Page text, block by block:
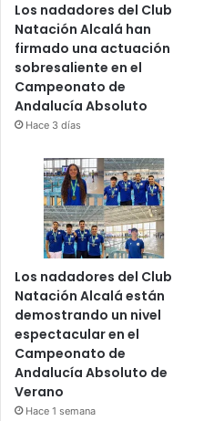
Los nadadores del Club
Natación Alcalá han
firmado una actuación
sobresaliente en el
Campeonato de
Andalucía Absoluto
Hace 3 días
Los nadadores del Club
Natación Alcalá están
demostrando un nivel
espectacular en el
Campeonato de
Andalucía Absoluto de
Verano
Hace 1 semana